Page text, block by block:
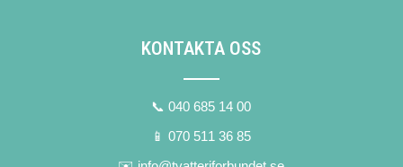
KONTAKTA OSS
📞 040 685 14 00
📱 070 511 36 85